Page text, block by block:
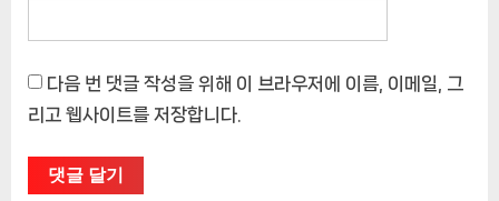
다음 번 댓글 작성을 위해 이 브라우저에 이름, 이메일, 그
리고 웹사이트를 저장합니다.